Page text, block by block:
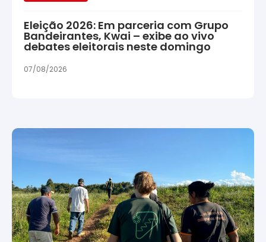
Eleição 2026: Em parceria com Grupo
Bandeirantes, Kwai – exibe ao vivo
debates eleitorais neste domingo
07/08/2026